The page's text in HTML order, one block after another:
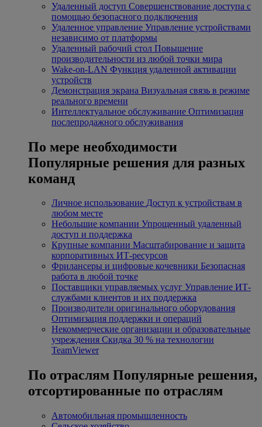
Удаленный доступ Совершенствование доступа с
помощью безопасного подключения
Удаленное управление Управление устройствами
независимо от платформы
Удаленный рабочий стол Повышение
производительности из любой точки мира
Wake-on-LAN Функция удаленной активации
устройств
Демонстрация экрана Визуальная связь в режиме
реального времени
Интеллектуальное обслуживание Оптимизация
послепродажного обслуживания
По мере необходимости
Популярные решения для разных
команд
Личное использование Доступ к устройствам в
любом месте
Небольшие компании Упрощенный удаленный
доступ и поддержка
Крупные компании Масштабирование и защита
корпоративных ИТ-ресурсов
Фрилансеры и цифровые кочевники Безопасная
работа в любой точке
Поставщики управляемых услуг Управление ИТ-
службами клиентов и их поддержка
Производители оригинального оборудования
Оптимизация поддержки и операций
Некоммерческие организации и образовательные
учреждения Скидка 30 % на технологии
TeamViewer
По отраслям Популярные решения,
отсортированные по отраслям
Автомобильная промышленность